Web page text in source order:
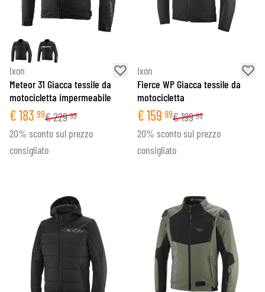
Ixon
Meteor 31 Giacca tessile da
motocicletta impermeabile
€183 99€229 99
20% sconto sul prezzo
consigliato
Ixon
Fierce WP Giacca tessile da
motocicletta
€159 99€199 99
20% sconto sul prezzo
consigliato